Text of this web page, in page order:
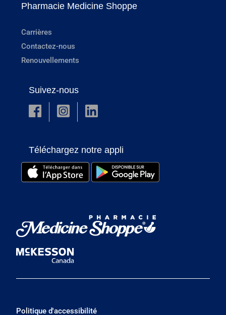
Pharmacie Medicine Shoppe
Carrières
Contactez-nous
Renouvellements
Suivez-nous
Téléchargez notre appli
Politique d'accessibilité